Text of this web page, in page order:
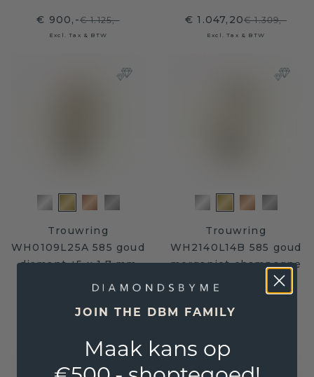
€ 900,-€ 1.125,-
Excl. Tax & BTW
€ 1.047,20€ 1.309,-
Excl. Tax & BTW
Trouwring
WH0109L25A 585 goud
diamant ±5 x 1,7 mm
€ 1.548,- € 1.935,-
Trouwring
WH2140L14B 585 goud
morganiet champagne
±3,5x2 mm
€ 1.365,-
JOIN THE DBM FAMILY
Maak kans op